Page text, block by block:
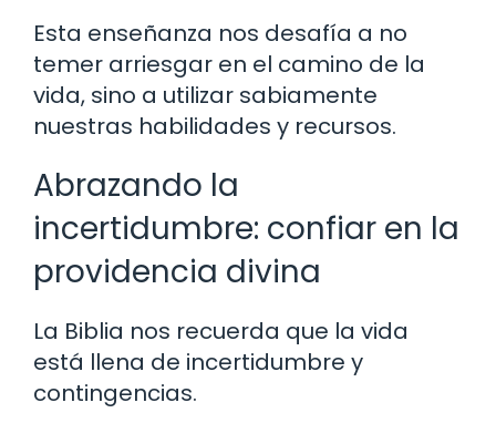
Esta enseñanza nos desafía a no
temer arriesgar en el camino de la
vida, sino a utilizar sabiamente
nuestras habilidades y recursos.
Abrazando la
incertidumbre: confiar en la
providencia divina
La Biblia nos recuerda que la vida
está llena de incertidumbre y
contingencias.